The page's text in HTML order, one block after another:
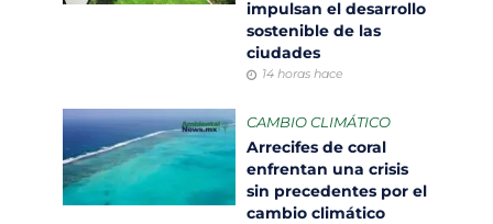
impulsan el desarrollo
sostenible de las
ciudades
14 horas hace
CAMBIO CLIMÁTICO
Arrecifes de coral
enfrentan una crisis
sin precedentes por el
cambio climático